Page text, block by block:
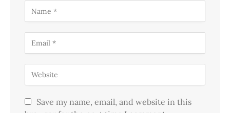
Save my name, email, and website in this